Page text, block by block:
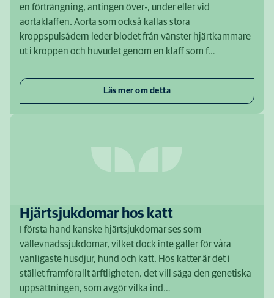
en förträngning, antingen över-, under eller vid
aortaklaffen. Aorta som också kallas stora
kroppspulsådern leder blodet från vänster hjärtkammare
ut i kroppen och huvudet genom en klaff som f…
Läs mer om detta
Hjärtsjukdomar hos katt
I första hand kanske hjärtsjukdomar ses som
vällevnadssjukdomar, vilket dock inte gäller för våra
vanligaste husdjur, hund och katt. Hos katter är det i
stället framförallt ärftligheten, det vill säga den genetiska
uppsättningen, som avgör vilka ind…